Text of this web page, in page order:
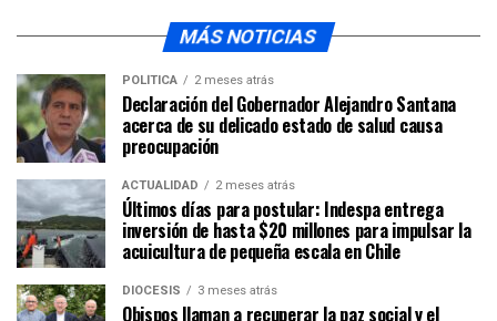
MÁS NOTICIAS
POLÍTICA 2 meses atrás
Declaración del Gobernador Alejandro Santana
acerca de su delicado estado de salud causa
preocupación
ACTUALIDAD 2 meses atrás
Últimos días para postular: Indespa entrega
inversión de hasta $20 millones para impulsar la
acuicultura de pequeña escala en Chile
DIÓCESIS 3 meses atrás
Obispos llaman a recuperar la paz social y el